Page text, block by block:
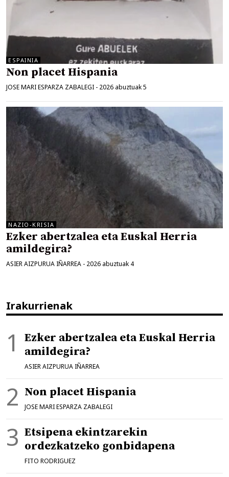
ESPAINIA
Non placet Hispania
JOSE MARI ESPARZA ZABALEGI - 2026 abuztuak 5
NAZIO-KRISIA
Ezker abertzalea eta Euskal Herria
amildegira?
ASIER AIZPURUA IÑARREA - 2026 abuztuak 4
Irakurrienak
Ezker abertzalea eta Euskal Herria
amildegira?
ASIER AIZPURUA IÑARREA
Non placet Hispania
JOSE MARI ESPARZA ZABALEGI
Etsipena ekintzarekin
ordezkatzeko gonbidapena
FITO RODRIGUEZ